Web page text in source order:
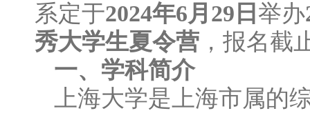
系定于2024年6月 29 日 举办
秀大学生夏令营 ，报名截
一、学科简介
上海大学是上海市属的